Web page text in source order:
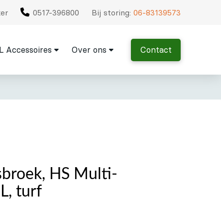
0517-396800 Bij storing:06-83139573
Accessoires Over ons Contact
HS Multi-
turf